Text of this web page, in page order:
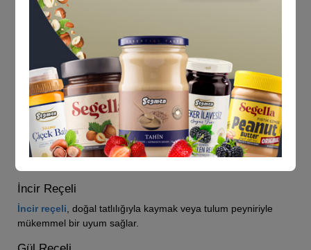
Karadut Reçeli
Karadut reçeli
yoğurtla harika bir uyum sağlar.
Portakal Reçeli
Portakal reçeli, ferahlatıcı ve hafif acımsı tadıyla kruvasan
veya taze ekmekle eşsiz bir lezzet sunar.
Ahududu Reçeli
Ahududu reçeli, narin ve tatlı aromasıyla pankek veya
İncir Reçeli
İncir reçeli, doğal tatlılığıyla kaymak veya tulum peyniriyle
mükemmel bir uyum sağlar.